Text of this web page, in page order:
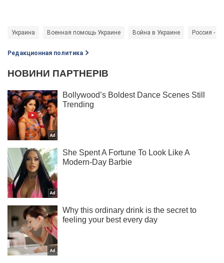
Украина Военная помощь Украине Война в Украине Россия -
Редакционная политика